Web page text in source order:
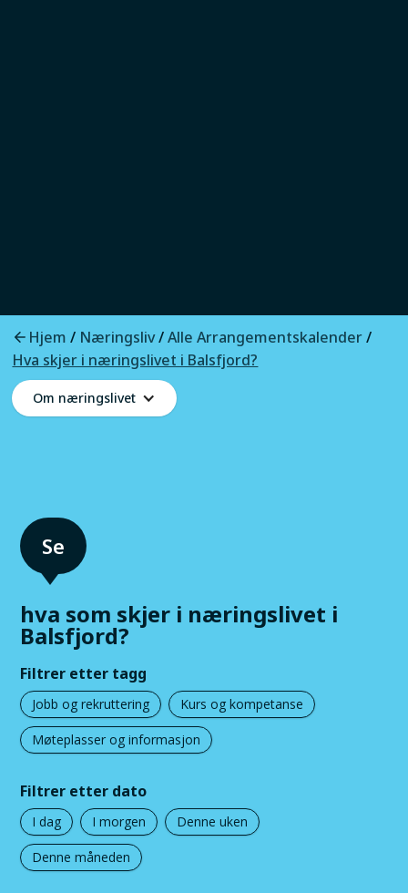
Hjem / Næringsliv/ Alle Arrangementskalender /
Hva skjer i næringslivet i Balsfjord?
Om næringslivet
næringslivet i Balsfjord kan møtes, dele
erfaringer og skape nye muligheter
sammen.
hva som skjer i næringslivet i
Balsfjord?
Filtrer etter tagg
Jobb og rekruttering Kurs og kompetanse
Møteplasser og informasjon
Filtrer etter dato
I dag I morgen Denne uken
Denne måneden